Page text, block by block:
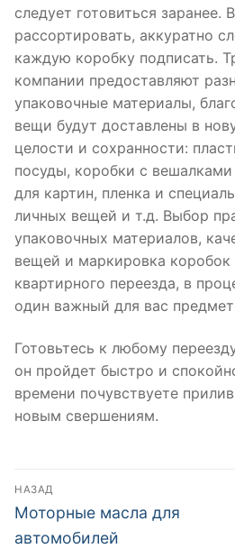
следует готовиться заранее.
рассортировать, аккуратно
каждую коробку подписать.
компании предоставляют
упаковочные материалы,
вещи будут доставлены в
целости и сохранности:
посуды, коробки с
для картин, пленка и
личных вещей и т.д. Выбор
упаковочных материалов,
вещей и маркировка коробок
квартирного переезда, в
один важный для вас предмет
Готовьтесь к любому
он пройдет быстро и
времени почувствуете
новым свершениям.
Навигация
по
записям
НАЗАД
Предыдущая
запись:
Моторные масла для
автомобилей